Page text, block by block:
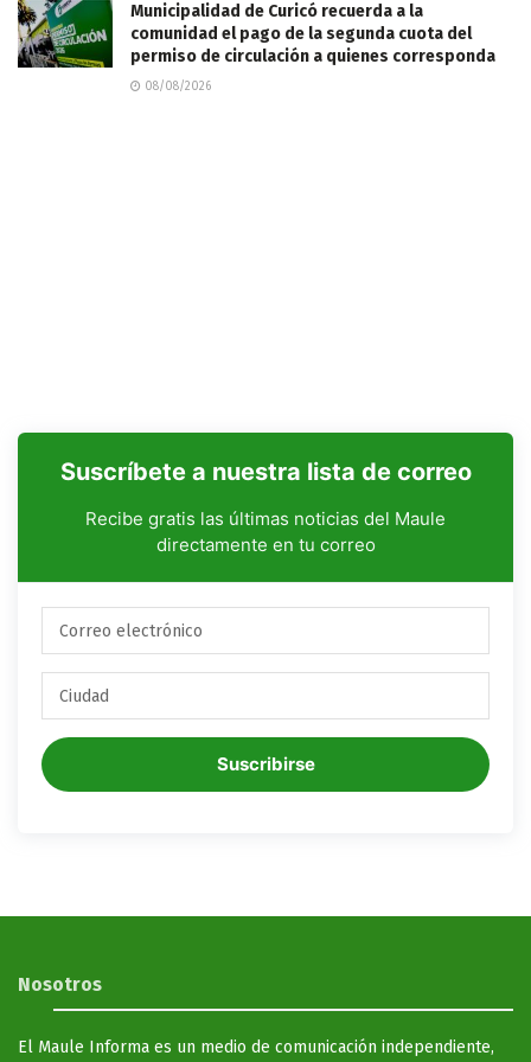
Municipalidad de Curicó recuerda a la
comunidad el pago de la segunda cuota del
permiso de circulación a quienes corresponda
08/08/2026
Suscríbete a nuestra lista de correo
Recibe gratis las últimas noticias del Maule
directamente en tu correo
Suscribirse
Nosotros
El Maule Informa es un medio de comunicación independiente,